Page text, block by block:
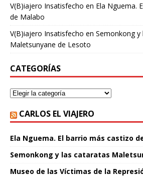
V(B)iajero Insatisfecho en Ela Nguema.
de Malabo
V(B)iajero Insatisfecho en Semonkong y
Maletsunyane de Lesoto
CATEGORÍAS
CARLOS EL VIAJERO
Ela Nguema. El barrio más castizo
Semonkong y las cataratas
Museo de las Víctimas de la